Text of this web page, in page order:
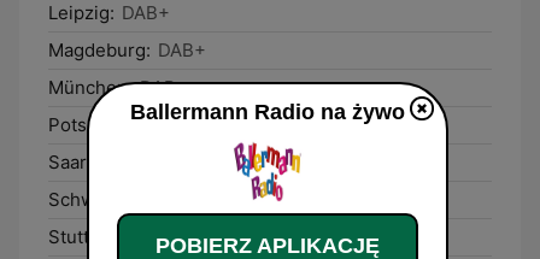
Leipzig: DAB+
Magdeburg: DAB+
München: DAB+
Potsdam:
DAB+
Saarbrücken:
Schwerin:
Stuttgart:
DAB+
Ballermann Radio na żywo
POBIERZ APLIKACJĘ